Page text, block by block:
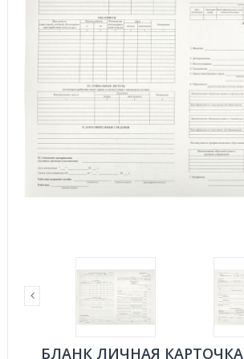
БЛАНК ЛИЧНАЯ КАРТОЧКА